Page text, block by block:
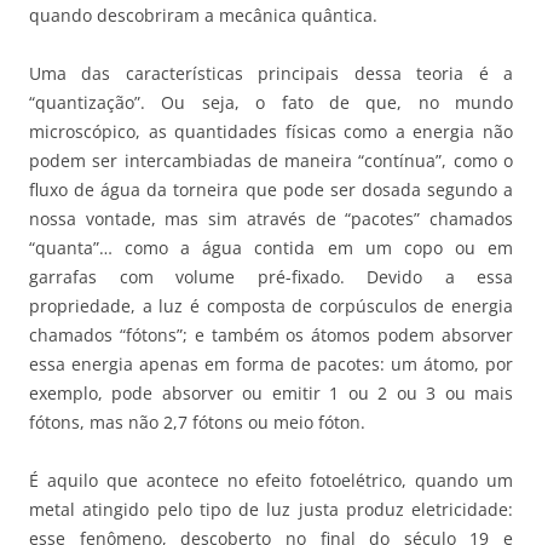
quando descobriram a mecânica quântica.
Uma das características principais dessa teoria é a
“quantização”. Ou seja, o fato de que, no mundo
microscópico, as quantidades físicas como a energia não
podem ser intercambiadas de maneira “contínua”, como o
fluxo de água da torneira que pode ser dosada segundo a
nossa vontade, mas sim através de “pacotes” chamados
“quanta”… como a água contida em um copo ou em
garrafas com volume pré-fixado. Devido a essa
propriedade, a luz é composta de corpúsculos de energia
chamados “fótons”; e também os átomos podem absorver
essa energia apenas em forma de pacotes: um átomo, por
exemplo, pode absorver ou emitir 1 ou 2 ou 3 ou mais
fótons, mas não 2,7 fótons ou meio fóton.
É aquilo que acontece no efeito fotoelétrico, quando um
metal atingido pelo tipo de luz justa produz eletricidade:
esse fenômeno, descoberto no final do século 19 e